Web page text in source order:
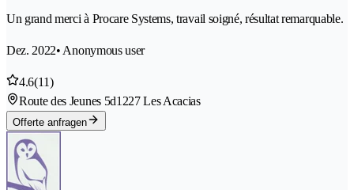
Un grand merci à Procare Systems, travail soigné, résultat remarquable.
Dez. 2022• Anonymous user
4.6(11)
Route des Jeunes 5d1227 Les Acacias
Offerte anfragen